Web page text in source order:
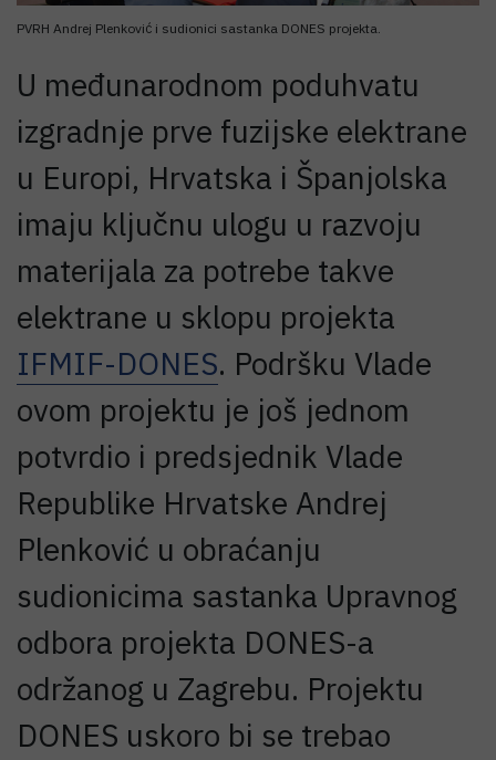
PVRH Andrej Plenković i sudionici sastanka DONES projekta.
U međunarodnom poduhvatu
izgradnje prve fuzijske elektrane
u Europi, Hrvatska i Španjolska
imaju ključnu ulogu u razvoju
materijala za potrebe takve
elektrane u sklopu projekta
IFMIF-DONES. Podršku Vlade
ovom projektu je još jednom
potvrdio i predsjednik Vlade
Republike Hrvatske Andrej
Plenković u obraćanju
sudionicima sastanka Upravnog
odbora projekta DONES-a
održanog u Zagrebu. Projektu
DONES uskoro bi se trebao